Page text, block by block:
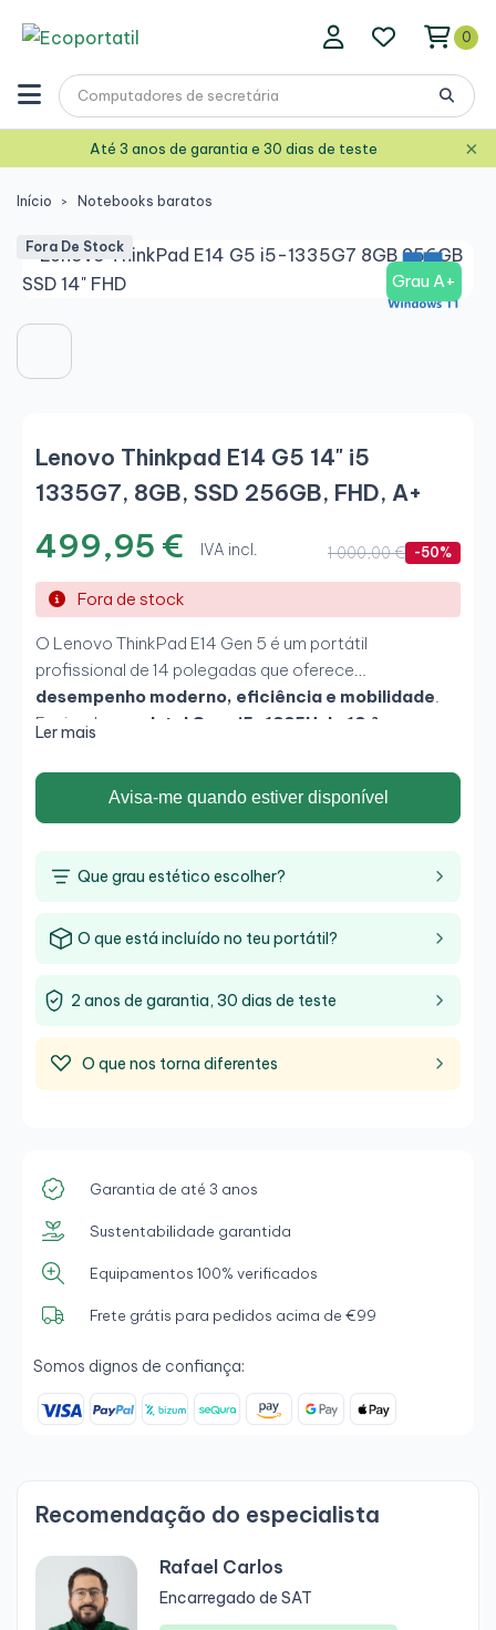
0
Até 3 anos de garantia e 30 dias de teste ×
Início Notebooks baratos
Grau A+
Fora De Stock
Lenovo Thinkpad E14 G5 14" i5
1335G7, 8GB, SSD 256GB, FHD, A+
499,95 € IVA incl. 1 000,00 € -50%
Fora de stock
O Lenovo ThinkPad E14 Gen 5 é um portátil
profissional de 14 polegadas que oferece
desempenho moderno, eficiência e mobilidade.
Equipado com Intel Core i5-1335U de 13.ª
trabalhar com fluidez em tarefas de escritório e
multitarefa diária. O seu ecrãFull HD antirreflexo
seu design compacto tornam-no numa excelente
que procuram portabilidade e produtividade
Ler mais
Avisa-me quando estiver disponível
Que grau estético escolher?
O que está incluído no teu portátil?
2 anos de garantia, 30 dias de teste
O que nos torna diferentes
Garantia de até 3 anos
Sustentabilidade garantida
Equipamentos 100% verificados
Frete grátis para pedidos acima de €99
Somos dignos de confiança:
Recomendação do especialista
Rafael Carlos
Encarregado de SAT